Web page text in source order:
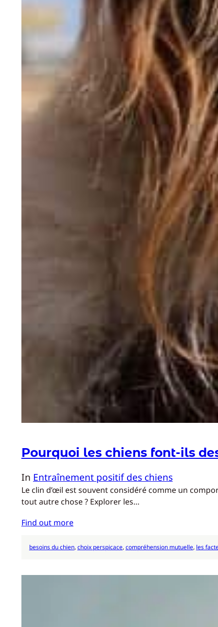
Pourquoi les chiens font-ils
In Entraînement positif des chiens
Le clin d’œil est souvent considéré comme un
tout autre chose ? Explorer les…
Find out more
besoins du chien, choix perspicace, compréhension mutuelle, les